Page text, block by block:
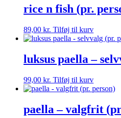
rice n fish (pr.
89,00 kr. Tilføj til kurv
luksus paella –
99,00 kr. Tilføj til kurv
paella – valgfrit